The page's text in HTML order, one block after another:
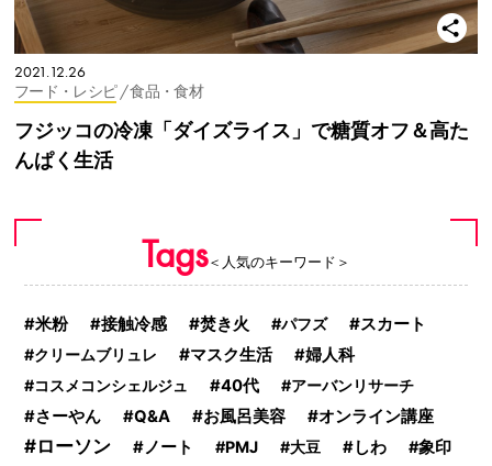
2021.12.26
フード・レシピ / 食品・食材
フジッコの冷凍「ダイズライス」で糖質オフ＆高た
んぱく生活
Tags＜人気のキーワード＞
米粉 接触冷感 焚き火 パフズ スカート
クリームブリュレ マスク生活 婦人科
コスメコンシェルジュ 40代 アーバンリサーチ
さーやん Q&A お風呂美容 オンライン講座
ローソン ノート PMJ 大豆 しわ 象印